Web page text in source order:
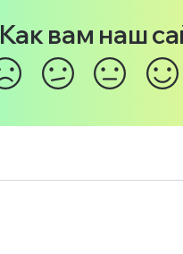
Как вам наш